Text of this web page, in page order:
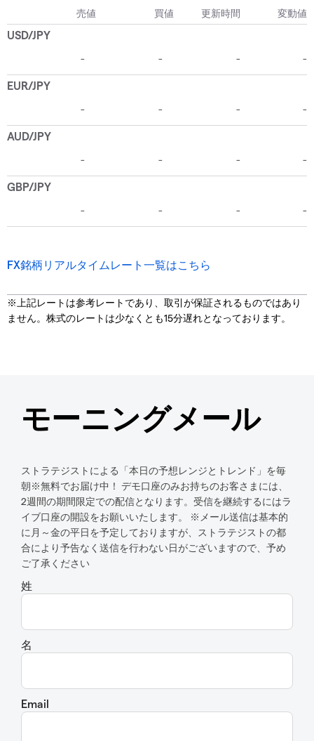
FX銘柄リアルタイムレート一覧はこちら
※上記レートは参考レートであり、取引が保証されるものではあり
ません。株式のレートは少なくとも15分遅れとなっております。
モーニングメール
ストラテジストによる「本日の予想レンジとトレンド」を毎
朝※無料でお届け中！ デモ口座のみお持ちのお客さまには、
2週間の期間限定での配信となります。受信を継続するにはラ
イブ口座の開設をお願いいたします。 ※メール送信は基本的
に月～金の平日を予定しておりますが、ストラテジストの都
合により予告なく送信を行わない日がございますので、予め
ご了承ください
姓
名
Email